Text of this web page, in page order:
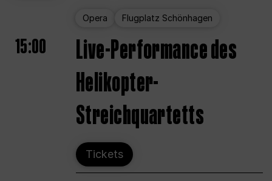
Opera Flugplatz Schönhagen
15:00
Live-Performance des
Helikopter-
Streichquartetts
Tickets